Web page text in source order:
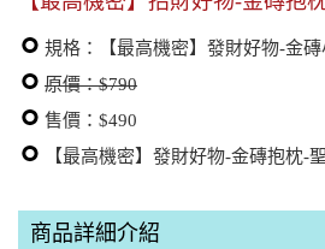
規格：【最高機密】發財好物-金
原價：$790
售價：$490
【最高機密】發財好物-金磚抱枕-
商品詳細介紹